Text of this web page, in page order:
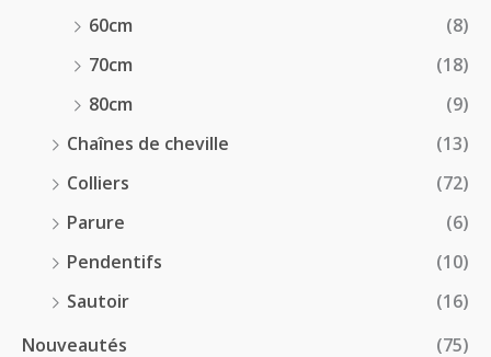
60cm
(8)
70cm
(18)
80cm
(9)
Chaînes de cheville
(13)
Colliers
(72)
Parure
(6)
Pendentifs
(10)
Sautoir
(16)
Nouveautés
(75)